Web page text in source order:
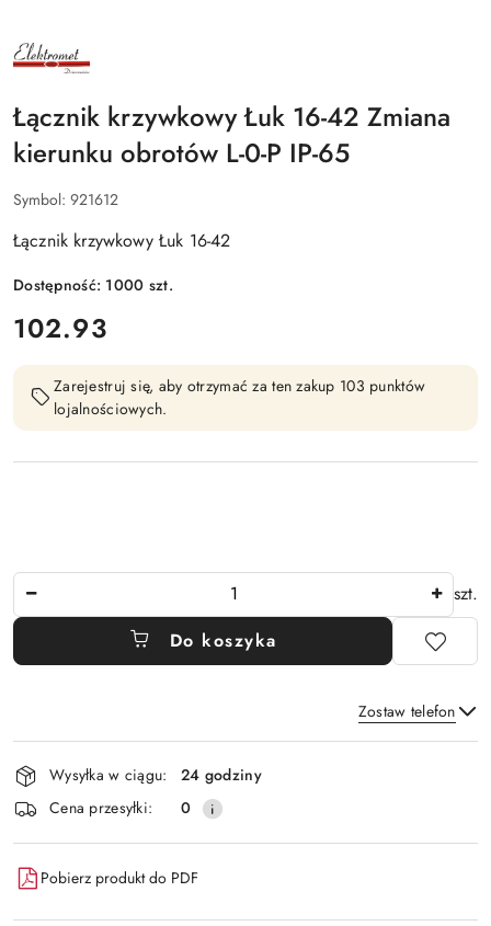
NAZWA
PRODUCENTA:
ELEKTROMET
Łącznik krzywkowy Łuk 16-42 Zmiana
kierunku obrotów L-0-P IP-65
Symbol: 921612
Łącznik krzywkowy Łuk 16-42
Dostępność: 1000 szt.
cena:
102.93
Zarejestruj się, aby otrzymać za ten zakup 103 punktów
lojalnościowych.
szt.
Do koszyka
Zostaw telefon
Wyślij
Dostępność
i
dostawa
Wysyłka w ciągu:
24 godziny
Cena przesyłki:
0
Pobierz produkt do PDF